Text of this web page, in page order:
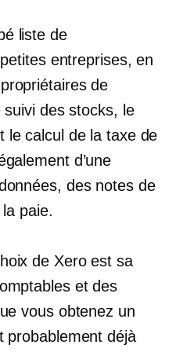
liste de
entreprises, en
de
des stocks, le
le calcul de la taxe de
d’une
des notes de
paie.
de Xero est sa
et des
vous obtenez un
probablement déjà